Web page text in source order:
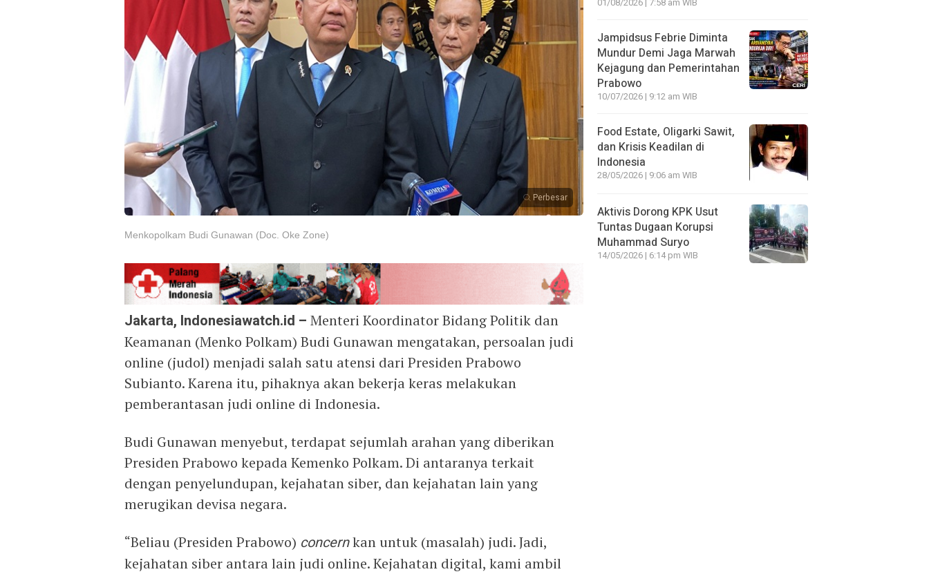
Perbesar
Menkopolkam Budi Gunawan (Doc. Oke Zone)
Jakarta, Indonesiawatch.id – Menteri Koordinator Bidang Politik dan
Keamanan (Menko Polkam) Budi Gunawan mengatakan, persoalan judi
online (judol) menjadi salah satu atensi dari Presiden Prabowo
Subianto. Karena itu, pihaknya akan bekerja keras melakukan
pemberantasan judi online di Indonesia.
Budi Gunawan menyebut, terdapat sejumlah arahan yang diberikan
Presiden Prabowo kepada Kemenko Polkam. Di antaranya terkait
dengan penyelundupan, kejahatan siber, dan kejahatan lain yang
merugikan devisa negara.
“Beliau (Presiden Prabowo) concernkan untuk (masalah) judi. Jadi,
kejahatan siber antara lain judi online. Kejahatan digital, kami ambil
01/08/2026 | 7:58 am WIB
Jampidsus Febrie Diminta
Mundur Demi Jaga Marwah
Kejagung dan Pemerintahan
Prabowo
10/07/2026 | 9:12 am WIB
Food Estate, Oligarki Sawit,
dan Krisis Keadilan di
Indonesia
28/05/2026 | 9:06 am WIB
Aktivis Dorong KPK Usut
Tuntas Dugaan Korupsi
Muhammad Suryo
14/05/2026 | 6:14 pm WIB